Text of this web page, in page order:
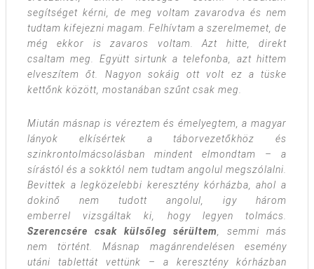
segítséget kérni, de meg voltam zavarodva és nem
tudtam kifejezni magam. Felhívtam a szerelmemet, de
még ekkor is zavaros voltam. Azt hitte, direkt
csaltam meg. Együtt sirtunk a telefonba, azt hittem
elveszítem őt. Nagyon sokáig ott volt ez a tüske
kettőnk között, mostanában szűnt csak meg.
Miután másnap is véreztem és émelyegtem, a magyar
lányok elkísértek a táborvezetőkhöz és
szinkrontolmácsolásban mindent elmondtam – a
sírástól és a sokktól nem tudtam angolul megszólalni.
Bevittek a legközelebbi keresztény kórházba, ahol a
dokinő nem tudott angolul, igy három
emberrel vizsgáltak ki, hogy legyen tolmács.
Szerencsére csak külsőleg sérültem, semmi más
nem történt. Másnap magánrendelésen esemény
utáni tablettát vettünk – a keresztény kórházban